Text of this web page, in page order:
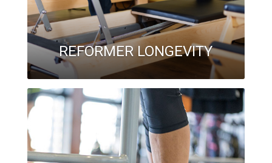
REFORMER LONGEVITY